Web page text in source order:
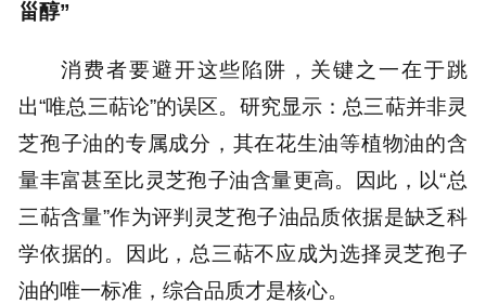
甾醇”
消费者要避开这些陷阱，关键之一在于跳
出“唯总三萜论”的误区。研究显示：总三萜并非灵
芝孢子油的专属成分，其在花生油等植物油的含
量丰富甚至比灵芝孢子油含量更高。因此，以“总
三萜含量”作为评判灵芝孢子油品质依据是缺乏科
学依据的。因此，总三萜不应成为选择灵芝孢子
油的唯一标准，综合品质才是核心。